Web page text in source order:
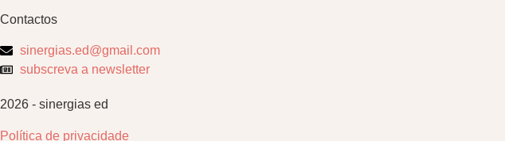
Contactos
sinergias.ed@gmail.com
subscreva a newsletter
2026 - sinergias ed
Política de privacidade